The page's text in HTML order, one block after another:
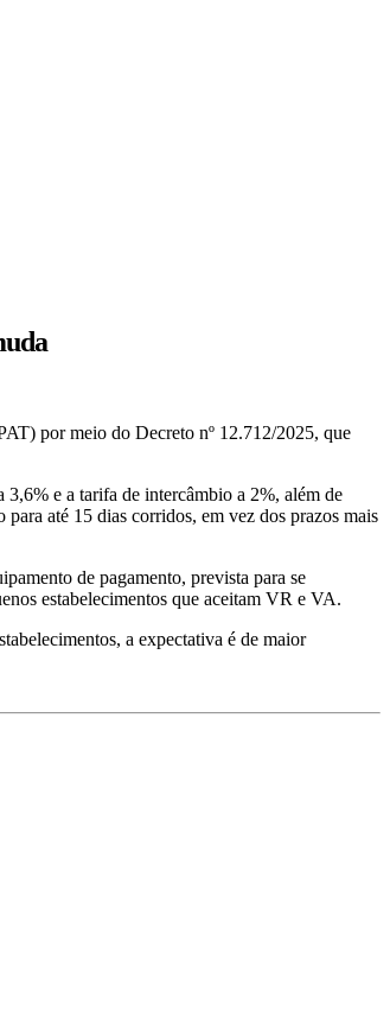
por meio do Decreto nº 12.712/2025, que
3,6% e a tarifa de intercâmbio a 2%, além de
até 15 dias corridos, em vez dos prazos mais
de pagamento, prevista para se
estabelecimentos que aceitam VR e VA.
a expectativa é de maior